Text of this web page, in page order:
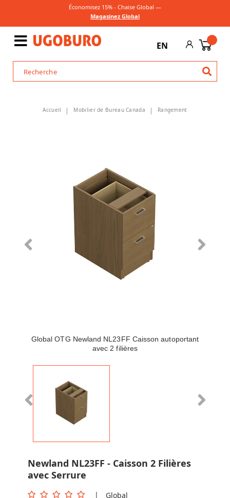
Économisez 15% - Chaise Global —
Magasinez Global
EN
Accueil Mobilier de Bureau Canada Rangement
Global OTG Newland NL23FF Caisson autoportant
avec 2 filières
Newland NL23FF - Caisson 2 Filières
avec Serrure
| Global